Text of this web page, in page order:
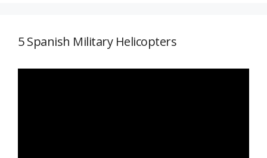
5 Spanish Military Helicopters